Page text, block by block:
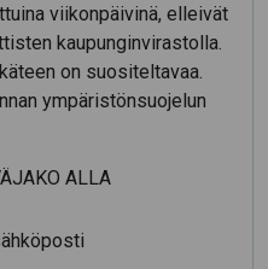
viikonpäivinä, elleivät
kaupunginvirastolla.
on suositeltavaa.
ympäristönsuojelun
ALLA